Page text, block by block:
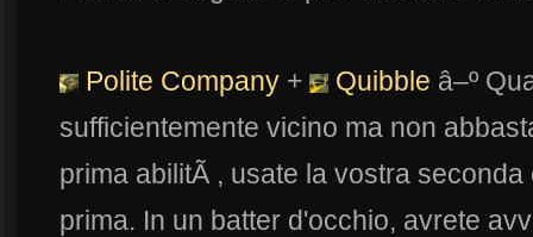
Polite Company + Quibble â–º
sufficientemente vicino ma non
prima abilitÃ , usate la vostra
prima. In un batter d'occhio, avrete